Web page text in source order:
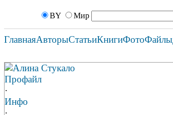
BY Мир
ГлавнаяАвторыСтатьиКнигиФотоФайлы
Алина Стукало
Профайл
·
Инфо
·